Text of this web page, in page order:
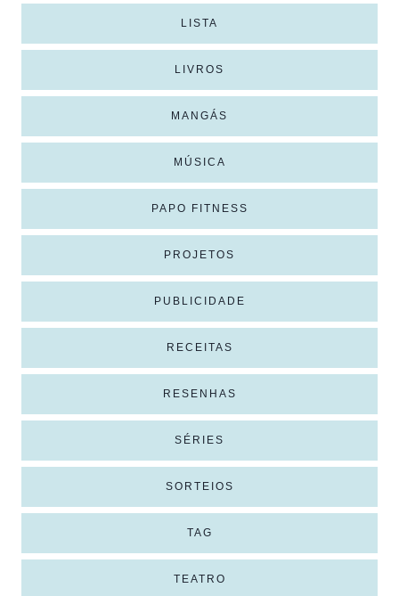
LISTA
LIVROS
MANGÁS
MÚSICA
PAPO FITNESS
PROJETOS
PUBLICIDADE
RECEITAS
RESENHAS
SÉRIES
SORTEIOS
TAG
TEATRO